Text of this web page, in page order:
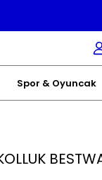
Spor & Oyuncak